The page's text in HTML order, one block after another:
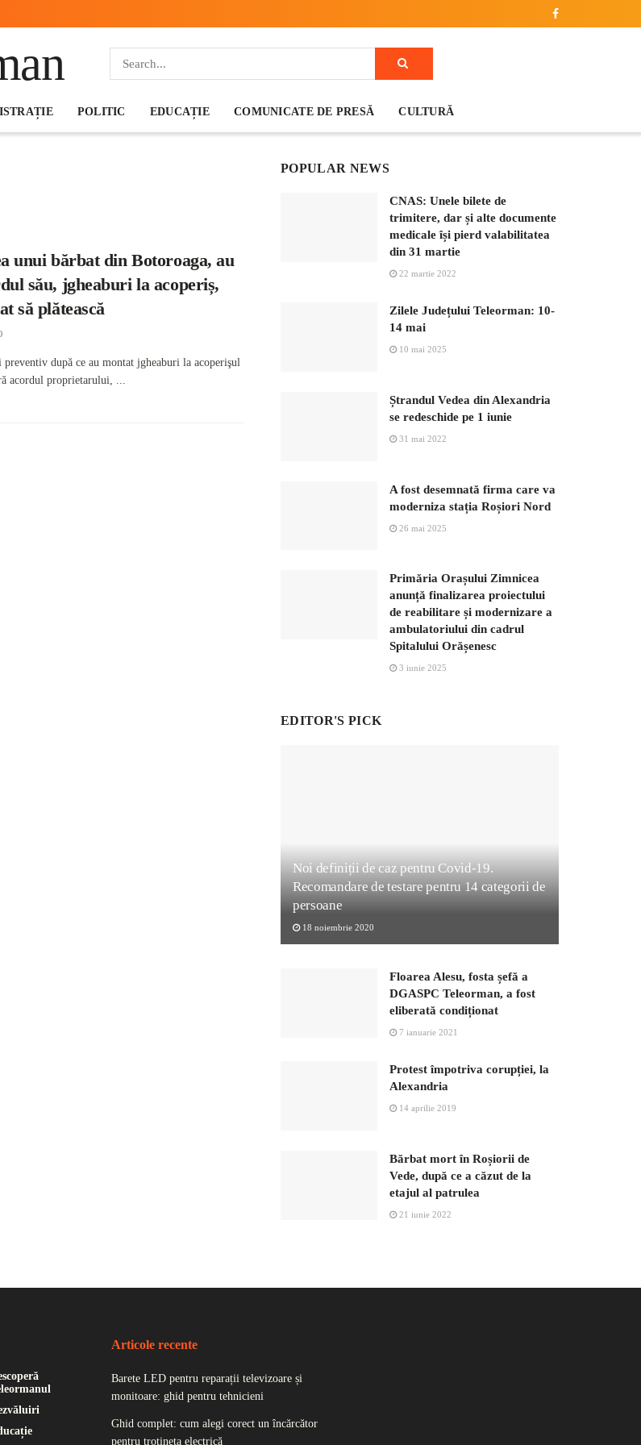
POLITIC EDUCAȚIE COMUNICATE DE PRESĂ CULTURĂ
unui bărbat din Botoroaga, au
său, jgheaburi la acoperiș,
să plătească
preventiv după ce au montat jgheaburi la acoperişul
acordul proprietarului, ...
POPULAR NEWS
CNAS: Unele bilete de
trimitere, dar și alte documente
medicale își pierd valabilitatea
din 31 martie
22 martie 2022
Zilele Județului Teleorman: 10-
14 mai
10 mai 2025
Ștrandul Vedea din Alexandria
se redeschide pe 1 iunie
31 mai 2022
A fost desemnată firma care va
moderniza stația Roșiori Nord
26 mai 2025
Primăria Orașului Zimnicea
anunță finalizarea proiectului
de reabilitare și modernizare a
ambulatoriului din cadrul
Spitalului Orășenesc
3 iunie 2025
EDITOR'S PICK
Noi definiții de caz pentru Covid-19.
Recomandare de testare pentru 14 categorii de
persoane
18 noiembrie 2020
Floarea Alesu, fosta șefă a
DGASPC Teleorman, a fost
eliberată condiționat
7 ianuarie 2021
Protest împotriva corupției, la
Alexandria
14 aprilie 2019
Bărbat mort în Roșiorii de
Vede, după ce a căzut de la
etajul al patrulea
21 iunie 2022
Articole recente
Barete LED pentru reparații televizoare și
monitoare: ghid pentru tehnicieni
Ghid complet: cum alegi corect un încărcător
pentru trotineta electrică